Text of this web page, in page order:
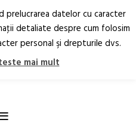
RO EN
prelucrarea datelor cu caracter
detaliate despre cum folosim
personal şi drepturile dvs.
mai mult